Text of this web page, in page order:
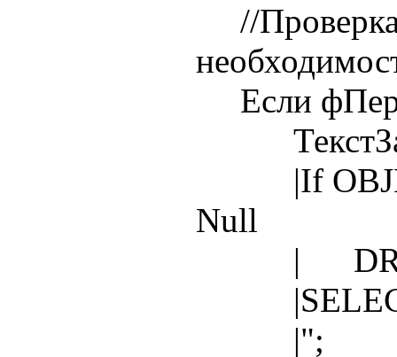
//Проверка
Если
|If
Null
| DROP
|";